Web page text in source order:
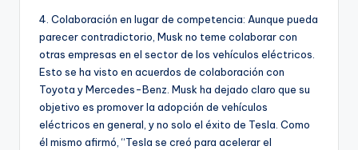
4. Colaboración en lugar de competencia: Aunque pueda
parecer contradictorio, Musk no teme colaborar con
otras empresas en el sector de los vehículos eléctricos.
Esto se ha visto en acuerdos de colaboración con
Toyota y Mercedes-Benz. Musk ha dejado claro que su
objetivo es promover la adopción de vehículos
eléctricos en general, y no solo el éxito de Tesla. Como
él mismo afirmó, “Tesla se creó para acelerar el